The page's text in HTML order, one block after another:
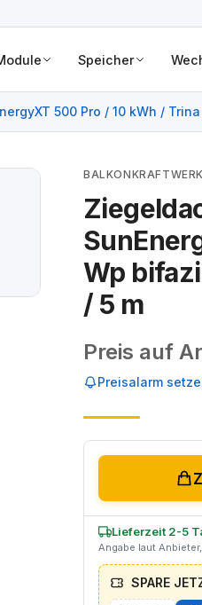
Speicher
500 Pro / 10 kWh /
Wp
/ 5 m
Preis auf
Preisalarm
Lieferzeit 2-5
Angabe laut
SPARE